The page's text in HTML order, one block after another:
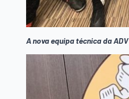
A nova equipa técnica da ADV